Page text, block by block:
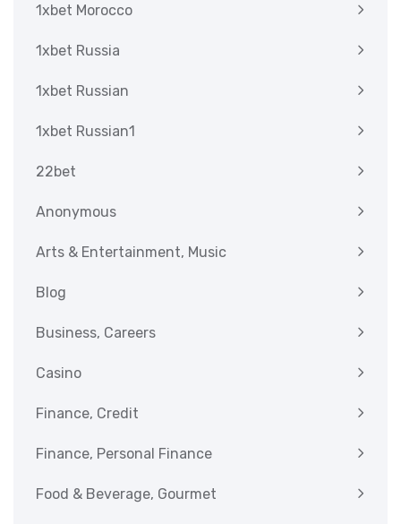
1xbet Morocco
1xbet Russia
1xbet Russian
1xbet Russian1
22bet
Anonymous
Arts & Entertainment, Music
Blog
Business, Careers
Casino
Finance, Credit
Finance, Personal Finance
Food & Beverage, Gourmet